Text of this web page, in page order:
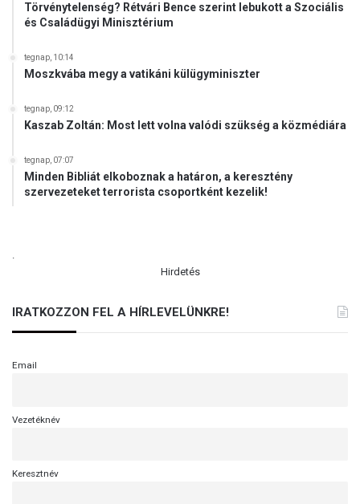
Törvénytelenség? Rétvári Bence szerint lebukott a Szociális
és Családügyi Minisztérium
tegnap, 10:14
Moszkvába megy a vatikáni külügyminiszter
tegnap, 09:12
Kaszab Zoltán: Most lett volna valódi szükség a közmédiára
tegnap, 07:07
Minden Bibliát elkoboznak a határon, a keresztény
szervezeteket terrorista csoportként kezelik!
.
Hirdetés
IRATKOZZON FEL A HÍRLEVELÜNKRE!
Email
Vezetéknév
Keresztnév